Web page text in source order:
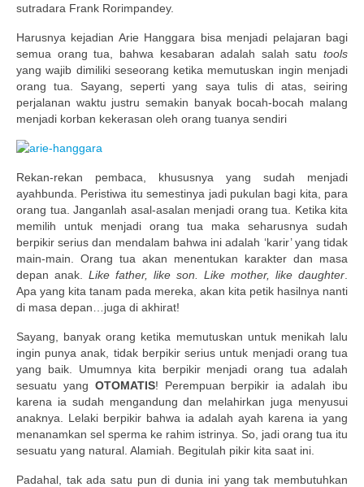
sutradara Frank Rorimpandey.
Harusnya kejadian Arie Hanggara bisa menjadi pelajaran bagi
semua orang tua, bahwa kesabaran adalah salah satu tools
yang wajib dimiliki seseorang ketika memutuskan ingin menjadi
orang tua. Sayang, seperti yang saya tulis di atas, seiring
perjalanan waktu justru semakin banyak bocah-bocah malang
menjadi korban kekerasan oleh orang tuanya sendiri
Rekan-rekan pembaca, khususnya yang sudah menjadi
ayahbunda. Peristiwa itu semestinya jadi pukulan bagi kita, para
orang tua. Janganlah asal-asalan menjadi orang tua. Ketika kita
memilih untuk menjadi orang tua maka seharusnya sudah
berpikir serius dan mendalam bahwa ini adalah ‘karir’ yang tidak
main-main. Orang tua akan menentukan karakter dan masa
depan anak. Like father, like son. Like mother, like daughter
Apa yang kita tanam pada mereka, akan kita petik hasilnya nanti
di masa depan…juga di akhirat!
Sayang, banyak orang ketika memutuskan untuk menikah lalu
ingin punya anak, tidak berpikir serius untuk menjadi orang tua
yang baik. Umumnya kita berpikir menjadi orang tua adalah
sesuatu yang OTOMATIS! Perempuan berpikir ia adalah ibu
karena ia sudah mengandung dan melahirkan juga menyusui
anaknya. Lelaki berpikir bahwa ia adalah ayah karena ia yang
menanamkan sel sperma ke rahim istrinya. So, jadi orang tua itu
sesuatu yang natural. Alamiah. Begitulah pikir kita saat ini.
Padahal, tak ada satu pun di dunia ini yang tak membutuhkan